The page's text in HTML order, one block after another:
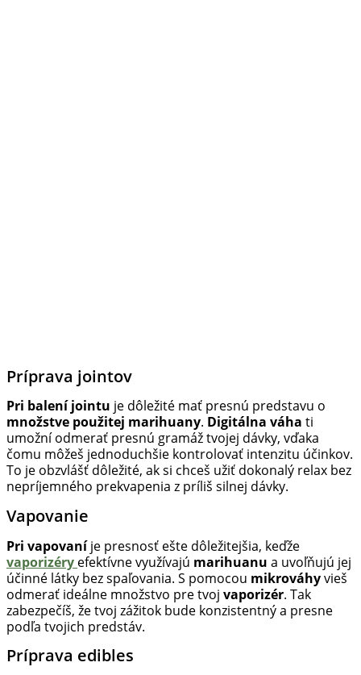
Príprava jointov
Pri balení jointu je dôležité mať presnú predstavu o
množstve použitej marihuany. Digitálna váha ti
umožní odmerať presnú gramáž tvojej dávky, vďaka
čomu môžeš jednoduchšie kontrolovať intenzitu účinkov.
To je obzvlášť dôležité, ak si chceš užiť dokonalý relax bez
nepríjemného prekvapenia z príliš silnej dávky.
Vapovanie
Pri vapovaníje presnosť ešte dôležitejšia, keďže
vaporizéry efektívne využívajú marihuanu a uvoľňujú jej
účinné látky bez spaľovania. S pomocou mikrováhyvieš
odmerať ideálne množstvo pre tvoj vaporizér. Tak
zabezpečíš, že tvoj zážitok bude konzistentný a presne
podľa tvojich predstáv.
Príprava edibles